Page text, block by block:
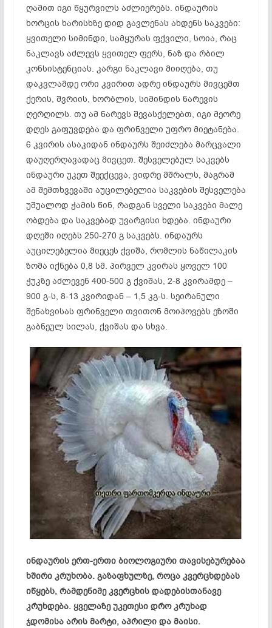
ღამით იგი წყურვილს აძლიერებს. ინდაურის
ხორცის ხარისხზე დიდ გავლენას ახდენს საკვები:
ყვითელი სიმინდი, სამყურას ფქვილი, სოია, რაც
ნაკლავს აძლევს ყვითელ ფერს, ნაზ და რბილ
კონსისტენციას. კარგი ნაკლავი მიიღება, თუ
დაკვლამდე ორი კვირით ადრე ინდაურს მივცემთ
ქერის, შვრიის, ხორბლის, სიმინდის ნარევის
ღერღილს. თუ ამ ნარევს შევასქელებთ, იგი მეორე
დღეს გაფუვდება და ფრინველი უფრო მიეტანება.
6 კვირის ასაკიდან ინდაურს შეიძლება მარცვალი
დაუღერღავადაც მივცეთ. შესველებულ საკვებს
ინდაური უკეთ შეექცევა, ვიდრე მშრალს, მაგრამ
ამ შემთხვევაში აუცილებელია საკვების შესველება
უშუალოდ ჭამის წინ, რადგან სველი საკვები მალე
ობდება და საკვებად უვარგისი ხდება. ინდაური
დღეში იღებს 250-270 გ საკვებს. ინდაურს
აუცილებელია მიეცეს ქვიშა, რომლის ნაწილაკის
ზომა იქნება 0,8 სმ. პირველ კვირას ყოველ 100
ჭუკზე აძლევენ 400-500 გ ქვიშას, 2-8 კვირამდე –
900 გ-ს, 8-13 კვირიდან – 1,5 კგ-ს. სეირანული
შენახვისას ფრინველი თვითონ მოიპოვებს ეზოში
გაბნეულ სილას, ქვიშას და სხვა.
ინდაურის ერთ-ერთი ბიოლოგიური თავისებურებაა
ხშირი კრუხობა. გაზაფხულზე, როცა კვერცხდებას
იწყებს, რამდენიმე კვერცხის დადებისთანავე
კრუხდება. ყველაზე უკეთესი დრო კრუხად
ჯდომისა არის მარტი, აპრილი და მაისი.